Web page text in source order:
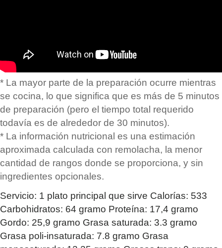
* La mayor parte de la preparación ocurre mientras
se cocina, lo que significa que es más de 5 minutos
de preparación (pero el tiempo total requerido
todavía es de alrededor de 30 minutos).
* La información nutricional es una estimación
aproximada calculada con remolacha, la menor
cantidad de rangos donde se proporciona, y sin
ingredientes opcionales.
Servicio: 1 plato principal que sirve Calorías: 533
Carbohidratos: 64 gramo Proteína: 17,4 gramo
Gordo: 25,9 gramo Grasa saturada: 3.3 gramo
Grasa poli-insaturada: 7.8 gramo Grasa